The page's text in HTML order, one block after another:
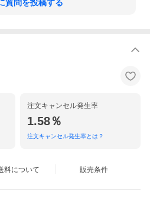
質問を投稿する
注文キャンセル発生率
1.58％
注文キャンセル発生率とは？
料について 販売条件